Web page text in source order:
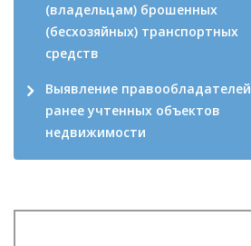
(владельцам) брошенных
(бесхозяйных) транспортных
средств
Выявление правообладателей
ранее учтенных объектов
недвижимости